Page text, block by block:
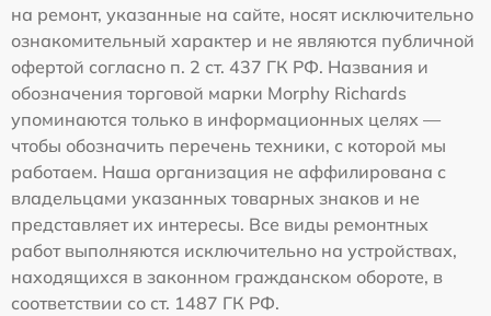
на ремонт, указанные на сайте, носят исключительно
ознакомительный характер и не являются публичной
офертой согласно п. 2 ст. 437 ГК РФ. Названия и
обозначения торговой марки Morphy Richards
упоминаются только в информационных целях —
чтобы обозначить перечень техники, с которой мы
работаем. Наша организация не аффилирована с
владельцами указанных товарных знаков и не
представляет их интересы. Все виды ремонтных
работ выполняются исключительно на устройствах,
находящихся в законном гражданском обороте, в
соответствии со ст. 1487 ГК РФ.